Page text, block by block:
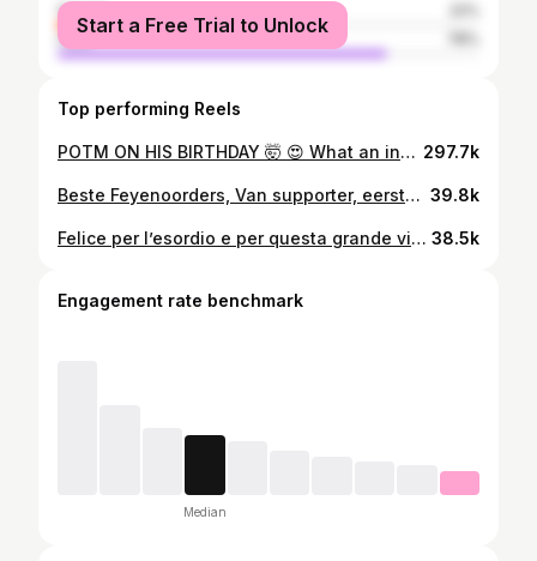
female
male
Start a Free Trial to Unlock
Top performing Reels
POTM ON HIS BIRTHDAY 🤯 😍 What an incredible game, Justin #feyfcb • #UCL 297.7k
Beste Feyenoorders, Van supporter, eerste elftal speler, naar nu weer supporter. Sinds ik een kleine jongen ben, geboren in de mooiste stad Rotterdam, droomde ik van spelen in onze prachtige Kuip met jullie support om mij heen. Ik heb altijd alles gegeven voor het mooie logo op mijn borst. Met dalen, maar meer hoge pieken, hebben we vele prijzen mogen winnen en prachtige momenten samen mogen beleven. Ik ben er trots dat ik de afgelopen 22 jaar voor Feyenoord heb mogen spelen en ik ben enorm dankbaar voor jullie steun in de mooie tijden maar vooral in de moeilijke tijden. Iets wat ik nooit zal vergeten. Met pijn in m’n hart verlaat ik voor nu de club en ga ik een nieuwe uitdaging aan. Het is zeker geen afscheid maar een tot ziens. Ik ben blij en trots dat ik één van jullie ben en zoals jullie weten. Feyenoord tot de dood. 39.8k
Felice per l’esordio e per questa grande vittoria. Grazie alla società, ai tifosi e ai miei compagni per il caloroso benvenuto e per avermi fatto sentire subito a casa. Forza Genoa! 🔴🔵 38.5k
Engagement rate benchmark
Median